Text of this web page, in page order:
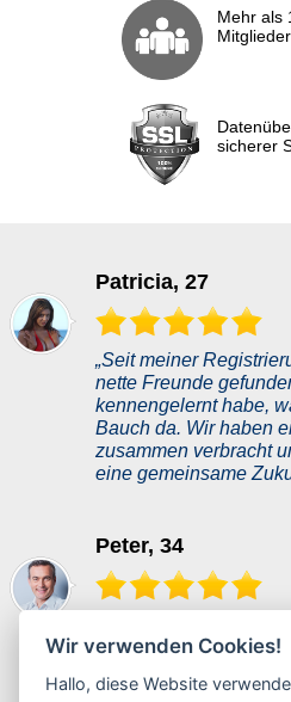
Mehr als
sicherer
„Seit meiner
nette Freunde
kennengelernt habe,
Bauch da. Wir haben
zusammen verbracht
eine gemeinsame
Patricia, 27
mein Leben. Sie passt
jeden Tag aufs Neue,
Peter, 34
Wir verwenden Cookies!
Hallo, diese Website